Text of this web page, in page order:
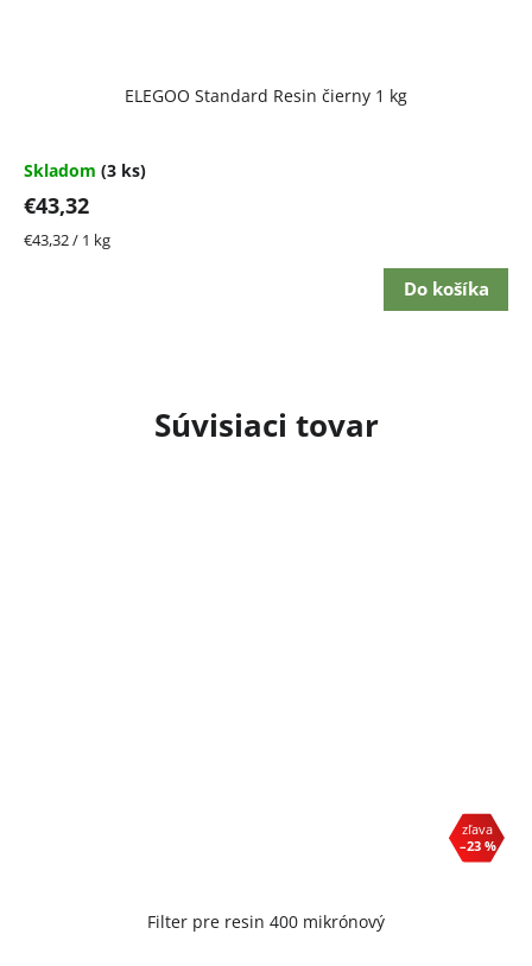
Súvisiaci tovar
–23 %
Filter pre resin 400 mikrónový
ELEGOO Standard Resin čierny 1 kg
Skladom (3 ks)
€43,32
Jednotková
€43,32 / 1 kg
Do košíka